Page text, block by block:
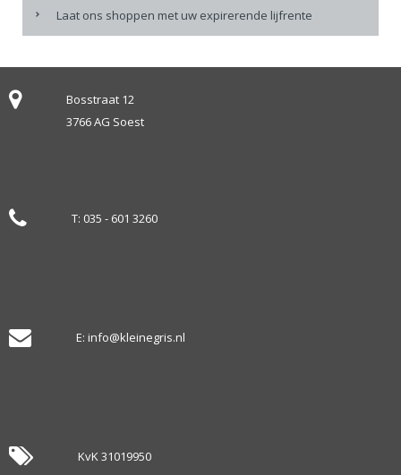
Laat ons shoppen met uw expirerende lijfrente
Bosstraat 12
3766 AG Soest
T: 035 - 601 3260
E: info@kleinegris.nl
KvK 31019950